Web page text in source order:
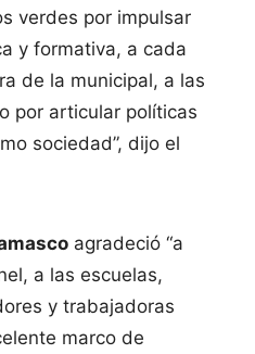
verdes por impulsar
y formativa, a cada
de la municipal, a las
por articular políticas
sociedad”, dijo el
agradeció “a
a las escuelas,
y trabajadoras
marco de